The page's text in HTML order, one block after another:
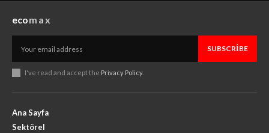
ecomax
SUBSCRIBE
I've read and accept the Privacy Policy.
Ana Sayfa
Sektörel